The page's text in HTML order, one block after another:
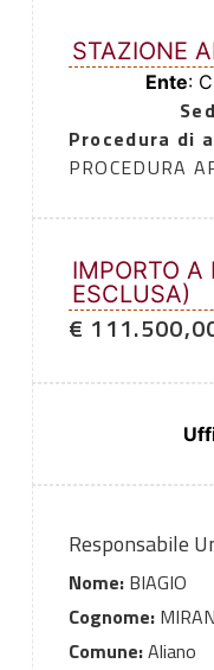
STAZIONE
Ente:
Procedura di
PROCEDURA
IMPORTO A
ESCLUSA)
€
Responsabile
Nome:BIAGIO
Cognome:
Comune:Aliano